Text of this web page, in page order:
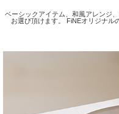
ベーシックアイテム、和風アレンジ
お選び頂けます。 FiNEオリジナル